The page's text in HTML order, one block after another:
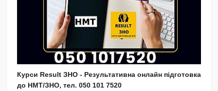
Курси Result ЗНО - Результативна онлайн підготовка
до НМТ/ЗНО, тел. 050 101 7520